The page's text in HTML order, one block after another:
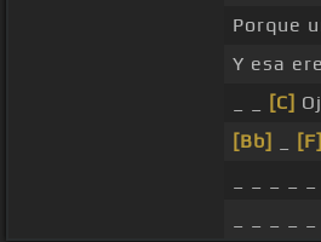
Porque
Y esa
[C]
[Bb]
[F]